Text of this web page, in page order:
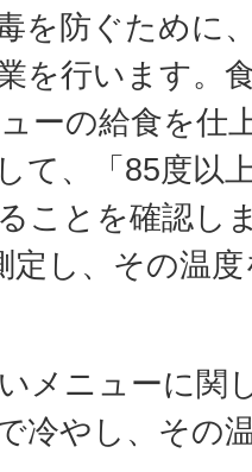
を防ぐために
を行います。
ーの給食を仕
て、「85度以
ことを確認し
定し、その温
メニューに関
冷やし、その